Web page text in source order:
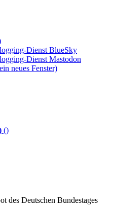
Dienst BlueSky
Dienst Mastodon
neues Fenster)
()
des Deutschen Bundestages